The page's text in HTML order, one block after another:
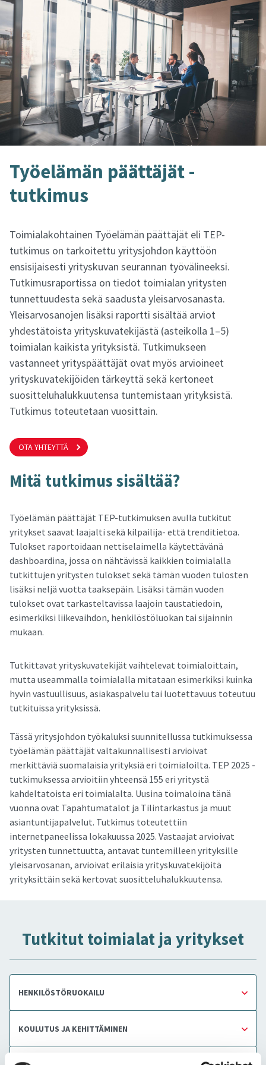
Työ­elä­män päät­tä­jät -​
tutkimus
Toimialakohtainen Työelämän päättäjät eli TEP-
tutkimus on tarkoitettu yritysjohdon käyttöön
ensisijaisesti yrityskuvan seurannan työvälineeksi.
Tutkimusraportissa on tiedot toimialan yritysten
tunnettuudesta sekä saadusta yleisarvosanasta.
Yleisarvosanojen lisäksi raportti sisältää arviot
yhdestätoista yrityskuvatekijästä (asteikolla 1–5)
toimialan kaikista yrityksistä. Tutkimukseen
vastanneet yrityspäättäjät ovat myös arvioineet
yrityskuvatekijöiden tärkeyttä sekä kertoneet
suositteluhalukkuutensa tuntemistaan yrityksistä.
Tutkimus toteutetaan vuosittain.
OTA YHTEYTTÄ
Mitä tut­ki­mus si­säl­tää?
Työelämän päättäjät TEP-tutkimuksen avulla tutkitut
yritykset saavat laajalti sekä kilpailija- että trenditietoa.
Tulokset raportoidaan nettiselaimella käytettävänä
dashboardina, jossa on nähtävissä kaikkien toimialalla
tutkittujen yritysten tulokset sekä tämän vuoden tulosten
lisäksi neljä vuotta taaksepäin. Lisäksi tämän vuoden
tulokset ovat tarkasteltavissa laajoin taustatiedoin,
esimerkiksi liikevaihdon, henkilöstöluokan tai sijainnin
mukaan.
Tutkittavat yrityskuvatekijät vaihtelevat toimialoittain,
mutta useammalla toimialalla mitataan esimerkiksi kuinka
hyvin vastuullisuus, asiakaspalvelu tai luotettavuus toteutuu
tutkituissa yrityksissä.
Tässä yritysjohdon työkaluksi suunnitellussa tutkimuksessa
työelämän päättäjät valtakunnallisesti arvioivat
merkittäviä suomalaisia yrityksiä eri toimialoilta. TEP 2025 -
tutkimuksessa arvioitiin yhteensä 155 eri yritystä
kahdeltatoista eri toimialalta. Uusina toimaloina tänä
vuonna ovat Tapahtumatalot ja Tilintarkastus ja muut
asiantuntijapalvelut. Tutkimus toteutettiin
internetpaneelissa lokakuussa 2025. Vastaajat arvioivat
yritysten tunnettuutta, antavat tuntemilleen yrityksille
yleisarvosanan, arvioivat erilaisia yrityskuvatekijöitä
yrityksittäin sekä kertovat suositteluhalukkuutensa.
Tut­ki­tut toi­mia­lat ja yri­tyk­set
HENKILÖSTÖRUOKAILU
KOULUTUS JA KEHITTÄMINEN